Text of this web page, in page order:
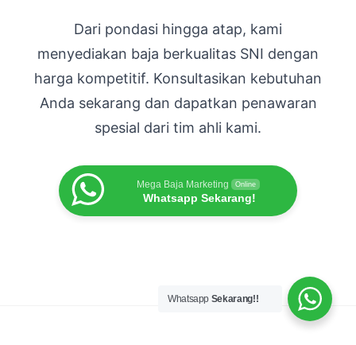
Dari pondasi hingga atap, kami
menyediakan baja berkualitas SNI dengan
harga kompetitif. Konsultasikan kebutuhan
Anda sekarang dan dapatkan penawaran
spesial dari tim ahli kami.
Mega Baja Marketing Online
Whatsapp Sekarang!
Whatsapp Sekarang!!